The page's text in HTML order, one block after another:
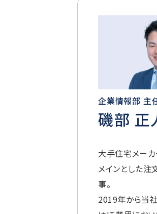
企業情報部 主
磯部 正
大手住宅メー
メインとした
事。
2019年から当